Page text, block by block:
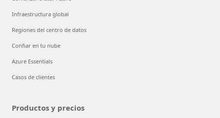
Infraestructura global
Regiones del centro de datos
Confiar en tu nube
Azure Essentials
Casos de clientes
Productos y precios